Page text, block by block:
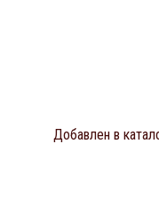
Добавлен в